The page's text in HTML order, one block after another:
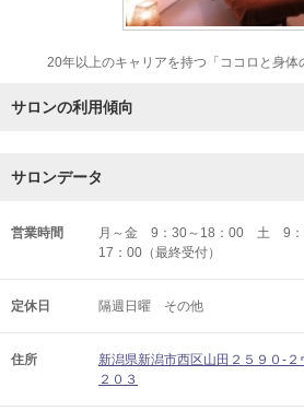
20年以上のキャリアを持つ「ココロと身体
サロンの利用傾向
サロンデータ
営業時間
月～金 9：30～18：00 土 9
17：00（最終受付）
定休日 隔週日曜 その他
住所
新潟県新潟市西区山田２５９０-
２０３